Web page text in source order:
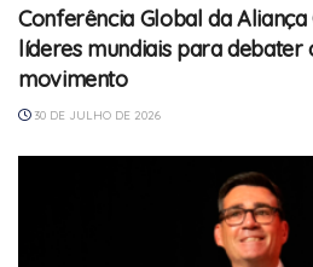
Conferência Global da
líderes mundiais para
movimento
30 DE JULHO DE 2026